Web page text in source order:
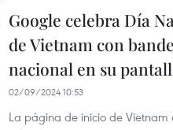
Google celebra Día
de Vietnam con
nacional en su
02/09/2024 10:53
La página de inicio de Vietnam